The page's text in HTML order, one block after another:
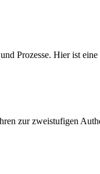
Prozesse. Hier ist
zur zweistufigen